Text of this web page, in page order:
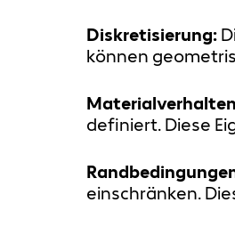
Diskretisierung:
können
definiert. Diese
einschränken.